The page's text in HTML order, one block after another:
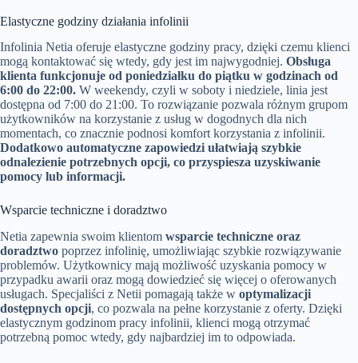
Elastyczne godziny działania infolinii
Infolinia Netia oferuje elastyczne godziny pracy, dzięki czemu klienci
mogą kontaktować się wtedy, gdy jest im najwygodniej. Obsługa
klienta funkcjonuje od poniedziałku do piątku w godzinach od
6:00 do 22:00. W weekendy, czyli w soboty i niedziele, linia jest
dostępna od 7:00 do 21:00. To rozwiązanie pozwala różnym grupom
użytkowników na korzystanie z usług w dogodnych dla nich
momentach, co znacznie podnosi komfort korzystania z infolinii.
Dodatkowo automatyczne zapowiedzi ułatwiają szybkie
odnalezienie potrzebnych opcji, co przyspiesza uzyskiwanie
pomocy lub informacji.
Wsparcie techniczne i doradztwo
Netia zapewnia swoim klientom wsparcie techniczne oraz
doradztwo poprzez infolinię, umożliwiając szybkie rozwiązywanie
problemów. Użytkownicy mają możliwość uzyskania pomocy w
przypadku awarii oraz mogą dowiedzieć się więcej o oferowanych
usługach. Specjaliści z Netii pomagają także w optymalizacji
dostępnych opcji, co pozwala na pełne korzystanie z oferty. Dzięki
elastycznym godzinom pracy infolinii, klienci mogą otrzymać
potrzebną pomoc wtedy, gdy najbardziej im to odpowiada.